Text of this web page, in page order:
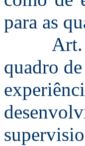
para as
quadro